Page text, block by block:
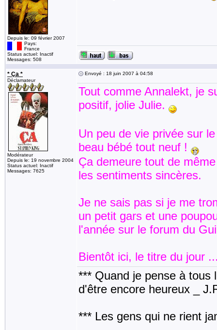
Depuis le: 09 février 2007
Pays:
France
Status actuel: Inactif
Messages: 508
* Ça *
Déclamateur
Modérateur
Depuis le: 19 novembre 2004
Status actuel: Inactif
Messages: 7625
Envoyé : 18 juin 2007 à 04:58
Tout comme Annalekt, je
positif, jolie Julie.
Un peu de vie privée sur
beau bébé tout neuf !
Ça demeure tout de
les sentiments sincères.
Je ne sais pas si je me
un petit gars et une
l'année sur le forum du
Bientôt ici, le titre du jour
*** Quand je pense à tous
d'être encore heureux _
*** Les gens qui ne rient